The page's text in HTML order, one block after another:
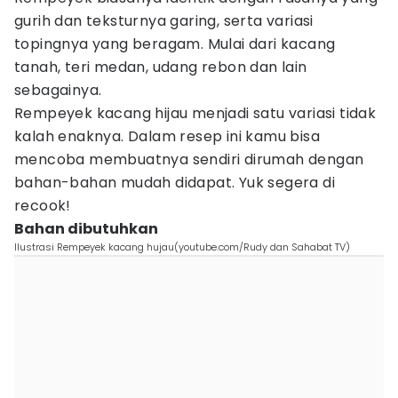
gurih dan teksturnya garing, serta variasi
topingnya yang beragam. Mulai dari kacang
tanah, teri medan, udang rebon dan lain
sebagainya.
Rempeyek kacang hijau menjadi satu variasi tidak
kalah enaknya. Dalam resep ini kamu bisa
mencoba membuatnya sendiri dirumah dengan
bahan-bahan mudah didapat. Yuk segera di
recook!
Bahan dibutuhkan
Ilustrasi Rempeyek kacang hujau(youtube.com/Rudy dan Sahabat TV)